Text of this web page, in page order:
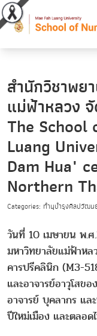
สำนักวิชาพย
แม่ฟ้าหลวง
The School
Luang
Dam Hua"
Northern
Categories: ทำนุบำรุงศิลปวัฒ
วันที่ 10 เมษายน พ.
มหาวิทยาลัยแม่ฟ้าห
คารปรีคลินิก (M3-
และอาจารย์อาวุโสข
อาจารย์ บุคลากร แล
ปีใหม่เมือง และตลอด